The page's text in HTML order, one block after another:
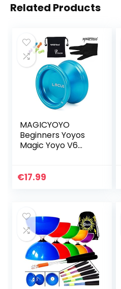
Related Products
MAGICYOYO
Beginners Yoyos
Magic Yoyo V6
Responsive Yo-yos
€17.99